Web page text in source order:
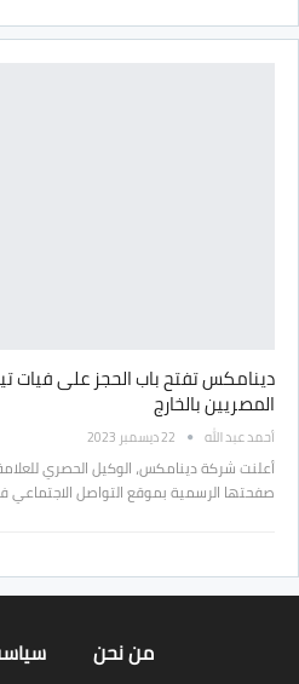
المصريين بالخارج
أحمد عبد الله 22 ديسمبر 2023
أعلنت شركة دينامكس، الوكيل الحصري
صفحتها الرسمية بموقع التواصل الاجتماعي
من نحن